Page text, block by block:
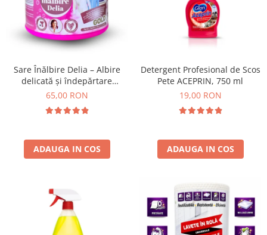
Bioactivatori & Tratamente Fose
Septice
Manusi Protectie
Solutii curatare mobila
Ceaiuri
Cosmetice
Vopsea Par
Ingrijire Par
Ingrijire corp
Ingrijire maini
Ingrijire picioare
Îngrijire Ten
Curatare Intretinere Incaltaminte
Gel de Dus
Sare Înălbire Delia – Albire
delicată și îndepărtare
eficientă a petelor 500 g
65,00 RON
ADAUGA IN COS
Detergent Profesional de Scos
Pete ACEPRIN, 750 ml
19,00 RON
ADAUGA IN COS